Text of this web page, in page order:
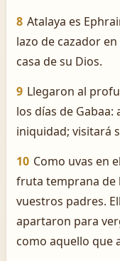
8 Atalaya es
lazo de cazador
casa de su Dios.
9 Llegaron al
los días de
iniquidad; visitará
10 Como uvas en
fruta temprana de
vuestros padres.
apartaron para
como aquello que